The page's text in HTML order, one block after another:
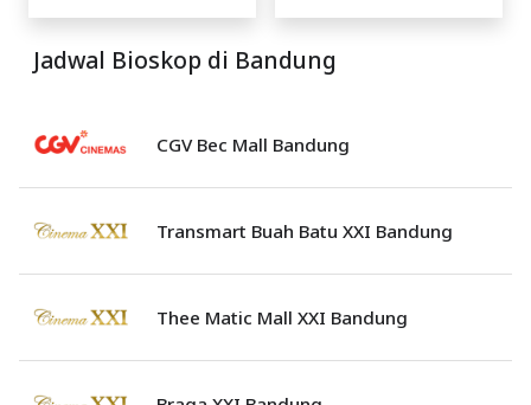
Jadwal Bioskop di Bandung
CGV Bec Mall Bandung
Transmart Buah Batu XXI Bandung
Thee Matic Mall XXI Bandung